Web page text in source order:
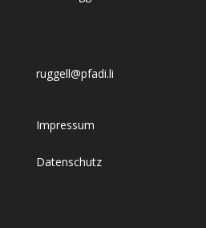
ruggell@pfadi.li
Impressum
Datenschutz